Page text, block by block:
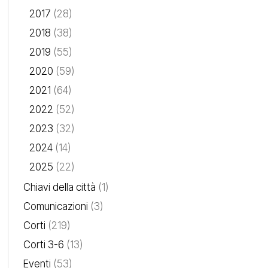
2017 (28)
2018 (38)
2019 (55)
2020 (59)
2021 (64)
2022 (52)
2023 (32)
2024(14)
2025 (22)
Chiavi della città (1)
Comunicazioni (3)
Corti (219)
Corti 3-6 (13)
Eventi (53)